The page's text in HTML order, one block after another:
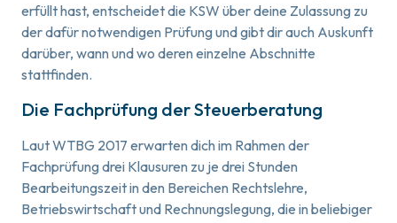
erfüllt hast, entscheidet die KSW über deine Zulassung zu
der dafür notwendigen Prüfung und gibt dir auch Auskunft
darüber, wann und wo deren einzelne Abschnitte
stattfinden.
Die Fachprüfung der Steuerberatung
Laut WTBG 2017 erwarten dich im Rahmen der
Fachprüfung drei Klausuren zu je drei Stunden
Bearbeitungszeit in den Bereichen Rechtslehre,
Betriebswirtschaft und Rechnungslegung, die in beliebiger